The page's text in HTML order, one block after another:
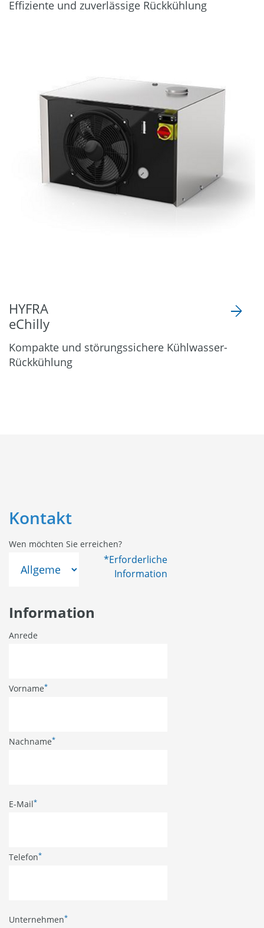
Effiziente und zuverlässige Rückkühlung
HYFRA
eChilly
Kompakte und störungssichere Kühlwasser-
Rückkühlung
Kontakt
Wen möchten Sie erreichen?
*Erforderliche
Information
Information
Anrede
Vorname*
Nachname*
E-Mail*
Telefon*
Unternehmen*